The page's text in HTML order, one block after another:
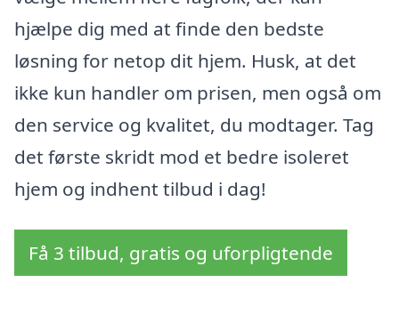
hjælpe dig med at finde den bedste
løsning for netop dit hjem. Husk, at det
ikke kun handler om prisen, men også om
den service og kvalitet, du modtager. Tag
det første skridt mod et bedre isoleret
hjem og indhent tilbud i dag!
Få 3 tilbud, gratis og uforpligtende